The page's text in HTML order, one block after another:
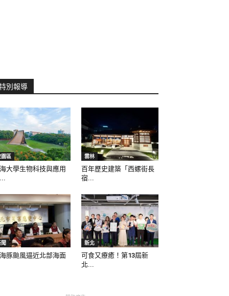
別報導
區
大學生物科技與應用
雲林
百年歷史建築「西螺街長
宿...
豚颱風逼近北部海面
新北
可食又療癒！第13屆新
北...